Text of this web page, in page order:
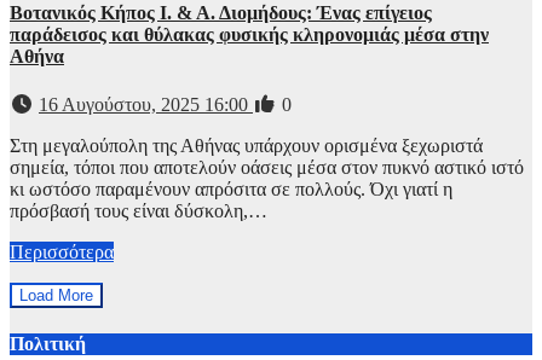
Βοτανικός Κήπος Ι. & Α. Διομήδους: Ένας επίγειος
παράδεισος και θύλακας φυσικής κληρονομιάς μέσα στην
Αθήνα
16 Αυγούστου, 2025 16:00
0
Στη μεγαλούπολη της Αθήνας υπάρχουν ορισμένα ξεχωριστά
σημεία, τόποι που αποτελούν οάσεις μέσα στον πυκνό αστικό ιστό
κι ωστόσο παραμένουν απρόσιτα σε πολλούς. Όχι γιατί η
πρόσβασή τους είναι δύσκολη,…
Περισσότερα
Load More
Πολιτική